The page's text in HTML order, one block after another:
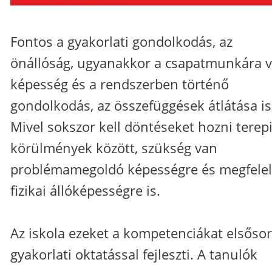
Fontos a gyakorlati gondolkodás, az
önállóság, ugyanakkor a csapatmunkára
képesség és a rendszerben történő
gondolkodás, az összefüggések átlátása
Mivel sokszor kell döntéseket hozni terepi
körülmények között, szükség van
problémamegoldó képességre és
fizikai állóképességre is.
Az iskola ezeket a kompetenciákat
gyakorlati oktatással fejleszti. A tanulók